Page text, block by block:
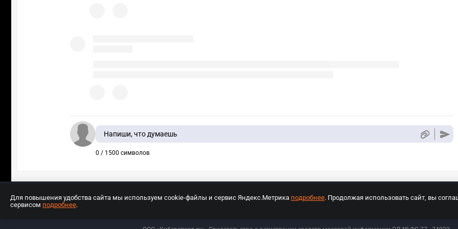
Напиши, что думаешь
0 / 1500 символов
Для повышения удобства сайта мы используем cookie-файлы и сервис Яндекс.Метрика подробнее. Продолжая использовать сайт, вы
сервисом подробнее.